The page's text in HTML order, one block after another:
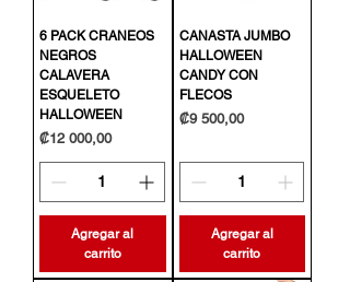
6 PACK CRANEOS
NEGROS
CALAVERA
ESQUELETO
HALLOWEEN
Precio
₡12 000,00
Agregar al
carrito
CANASTA JUMBO
HALLOWEEN
CANDY CON
FLECOS
Precio
₡9 500,00
Agregar al
carrito